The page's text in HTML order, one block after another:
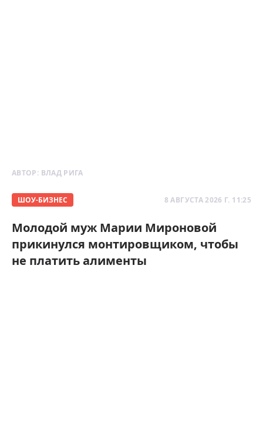
АВТОР: ВЛАД РИГА
ШОУ-БИЗНЕС 8 АВГУСТА 2026 Г. 11:25
Молодой муж Марии Мироновой
прикинулся монтировщиком, чтобы
не платить алименты